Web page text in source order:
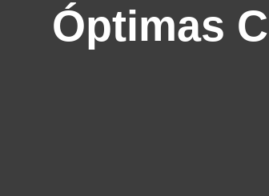
Óptimas